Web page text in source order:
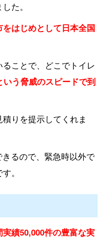
た。
をはじめとして日本全国
ことで、どこでトイレ
いう脅威のスピードで到
りを提示してくれま
るので、緊急時以外で
。
実績50,000件の豊富な実